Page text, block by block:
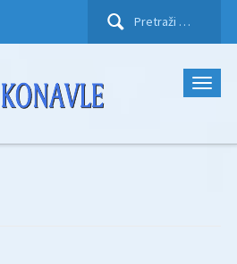
Pretraži: